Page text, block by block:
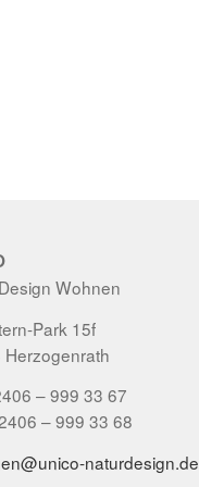
Wohnen
Park 15f
– 999 33 67
– 999 33 68
naturdesign.de